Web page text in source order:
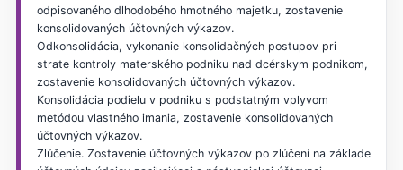
odpisovaného dlhodobého hmotného majetku, zostavenie
konsolidovaných účtovných výkazov.
Odkonsolidácia, vykonanie konsolidačných postupov pri
strate kontroly materského podniku nad dcérskym podnikom,
zostavenie konsolidovaných účtovných výkazov.
Konsolidácia podielu v podniku s podstatným vplyvom
metódou vlastného imania, zostavenie konsolidovaných
účtovných výkazov.
Zlúčenie. Zostavenie účtovných výkazov po zlúčení na základe